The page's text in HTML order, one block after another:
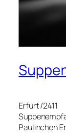
Erfurt /2411
Paulinchen